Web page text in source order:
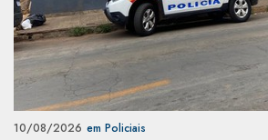
10/08/2026 em Policiais